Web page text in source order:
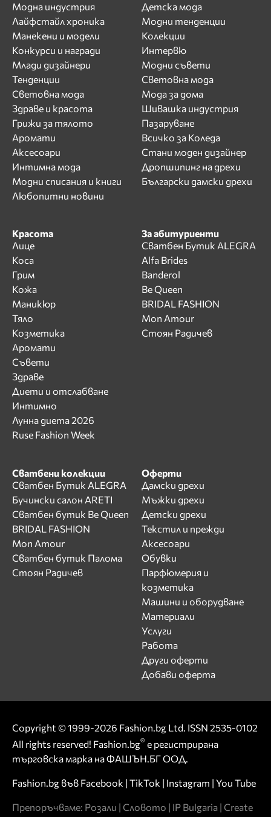
Модна индустрия
Лайфстайл хроника
Манекени и модели
Конкурси и награди
Млади дизайнери
Тенденции
Световна мода
Здраве и красота
Грижи за тялото
Аромати
Аксесоари
Интимна мода
Модни списания и книги
Любопитни новини
Детска мода
Модни тенденции
Колекции
Интервю
Модни съвети
Световна мода
Мода за дома
Шивашка индустрия
Пазаруване
Всичко за Коледа
Стани моден дизайнер
Дропшипинг на дрехи
Български дамски дрехи
Красота
Лице
Коса
Грим
Кожа
Маникюр
Тяло
Козметика
Аромати
Съвети
Здраве
Диети и отслабване
Интимно
Лунна диета 2026
Ruse Fashion Week
За абитуриенти
Сватбен Бутик ALEGRA
Alfa Brides
Banderol
Be Queen
BRIDAL FASHION
Mon Amour
Стоян Радичев
Сватбени колекции
Сватбен Бутик ALEGRA
Бучински салон ARETI
Сватбен бутик Be Queen
BRIDAL FASHION
Mon Amour
Сватбен бутик Палома
Стоян Радичев
Оферти
Дамски дрехи
Мъжки дрехи
Детски дрехи
Текстил и прежди
Аксесоари
Обувки
Парфюмерия и
козметика
Машини и оборудване
Материали
Услуги
Работа
Други оферти
Добави оферта
Copyright © 1999-2026 Fashion.bg Ltd. ISSN 2535-0102
All rights reserved! Fashion.bg® е регистрирана
търговска марка на ФАШЪН.БГ ООД.
Fashion.bg във Facebook | TikTok | Instagram | You Tube
Препоръчваме: Розали | Словото | IP Bulgaria | Create